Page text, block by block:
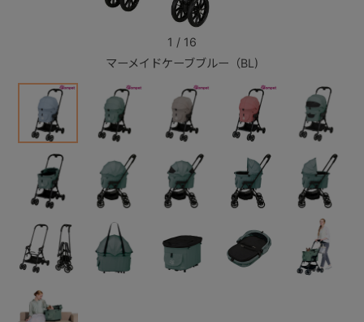
マーメイドケーブブルー（BL)
1 / 16